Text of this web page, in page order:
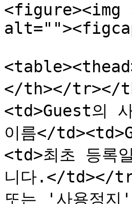
<figure><img
</th></tr></
<td>Guest의
이름</
<td>최초 등록
니다.</td></
또는 '사용정